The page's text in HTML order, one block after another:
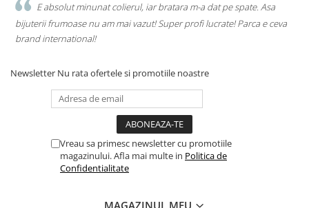
E absolut minunat colierul, iar bratara m-a dat pe spate. Asa
bijuterii frumoase nu am mai vazut! Super profi lucrate! Parca e ceva
brand international!
Newsletter Nu rata ofertele si promotiile noastre
Vreau sa primesc newsletter cu promotiile
magazinului. Afla mai multe in Politica de
Confidentialitate
MAGAZINUL MEU